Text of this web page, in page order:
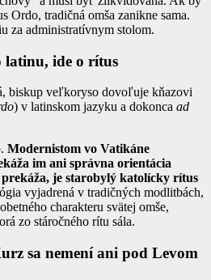
Ordo, tradičná omša zanikne sama.
za administratívnym stolom.
latinu, ide o rítus
biskup veľkoryso dovoľuje kňazovi
) v latinskom jazyku a dokonca ad
Modernistom vo Vatikáne
im ani správna orientácia
je starobylý katolícky rítus
vyjadrená v tradičných modlitbách,
charakteru svätej omše,
zo stáročného rítu sála.
sa nemení ani pod Levom